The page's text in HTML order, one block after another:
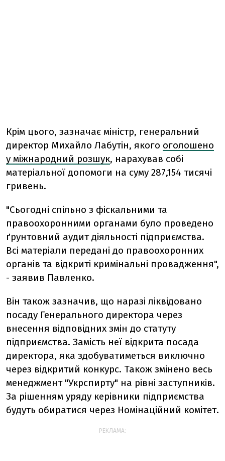
Крім цього, зазначає міністр, генеральний
директор Михайло Лабутін, якого оголошено
у міжнародний розшук, нарахував собі
матеріальної допомоги на суму 287,154 тисячі
гривень.
"Сьогодні спільно з фіскальними та
правоохоронними органами було проведено
ґрунтовний аудит діяльності підприємства.
Всі матеріали передані до правоохоронних
органів та відкриті кримінальні провадження",
- заявив Павленко.
Він також зазначив, що наразі ліквідовано
посаду Генерального директора через
внесення відповідних змін до статуту
підприємства. Замість неї відкрита посада
директора, яка здобуватиметься виключно
через відкритий конкурс. Також змінено весь
менеджмент "Укрспирту" на рівні заступників.
За рішенням уряду керівники підприємства
будуть обиратися через Номінаційний комітет.
РЕКЛАМА: